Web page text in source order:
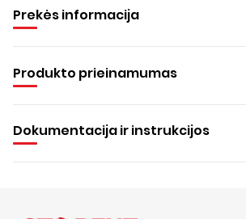
Prekės informacija
Produkto prieinamumas
Dokumentacija ir instrukcijos